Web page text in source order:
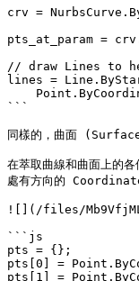
crv =
pts_at_param =
// draw Lines to
lines =
```
同樣的，曲面
在萃取曲線和曲面上的
處有方向的
![](/files/
```js
pts = {};
pts[0] =
pts[1] =